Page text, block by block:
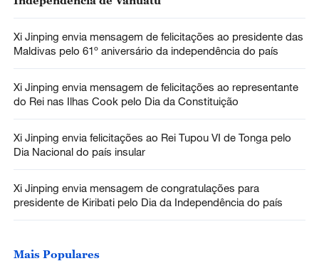
Xi Jinping envia mensagem de felicitações ao presidente das
Maldivas pelo 61º aniversário da independência do país
Xi Jinping envia mensagem de felicitações ao representante
do Rei nas Ilhas Cook pelo Dia da Constituição
Xi Jinping envia felicitações ao Rei Tupou VI de Tonga pelo
Dia Nacional do país insular
Xi Jinping envia mensagem de congratulações para
presidente de Kiribati pelo Dia da Independência do país
Mais Populares